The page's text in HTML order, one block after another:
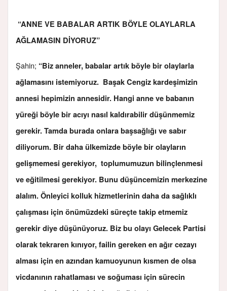
“ANNE VE BABALAR ARTIK BÖYLE OLAYLARLA
AĞLAMASIN DİYORUZ”
Şahin; “Biz anneler, babalar artık böyle bir olaylarla
ağlamasını istemiyoruz. Başak Cengiz kardeşimizin
annesi hepimizin annesidir. Hangi anne ve babanın
yüreği böyle bir acıyı nasıl kaldırabilir düşünmemiz
gerekir. Tamda burada onlara başsağlığı ve sabır
diliyorum. Bir daha ülkemizde böyle bir olayların
gelişmemesi gerekiyor, toplumumuzun bilinçlenmesi
ve eğitilmesi gerekiyor. Bunu düşüncemizin merkezine
alalım. Önleyici kolluk hizmetlerinin daha da sağlıklı
çalışması için önümüzdeki süreçte takip etmemiz
gerekir diye düşünüyoruz. Biz bu olayı Gelecek Partisi
olarak tekraren kınıyor, failin gereken en ağır cezayı
alması için en azından kamuoyunun kısmen de olsa
vicdanının rahatlaması ve soğuması için sürecin